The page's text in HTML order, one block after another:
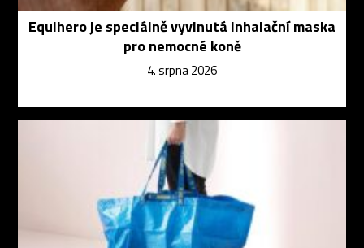
Equihero je speciálně vyvinutá inhalační maska
pro nemocné koně
4. srpna 2026